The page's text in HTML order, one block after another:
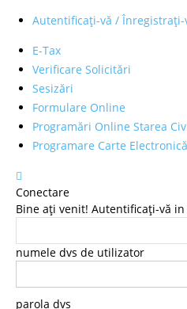
Autentificați-vă / Înregistrați-
E-Tax
Verificare Solicitări
Sesizări
Formulare Online
Programări Online Starea
Programare Carte
Conectare
Bine ați venit! Autentificați-vă
numele dvs de utilizator
parola dvs